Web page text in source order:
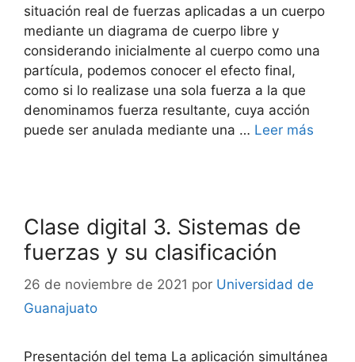
situación real de fuerzas aplicadas a un cuerpo
mediante un diagrama de cuerpo libre y
considerando inicialmente al cuerpo como una
partícula, podemos conocer el efecto final,
como si lo realizase una sola fuerza a la que
denominamos fuerza resultante, cuya acción
puede ser anulada mediante una … Leer más
Clase digital 3. Sistemas de
fuerzas y su clasificación
26 de noviembre de 2021 por Universidad de
Guanajuato
Presentación del tema La aplicación simultánea